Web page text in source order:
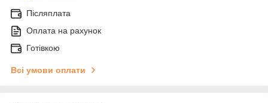
Післяплата
Оплата на рахунок
Готівкою
Всі умови оплати